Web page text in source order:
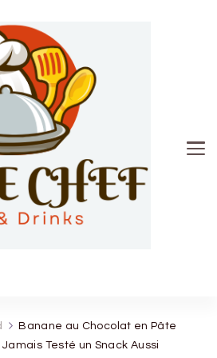
Banane au Chocolat en Pâte
Testé un Snack Aussi